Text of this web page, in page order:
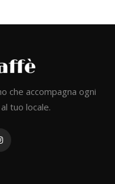
che accompagna ogni
tuo locale.